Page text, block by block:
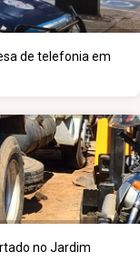
de telefonia em
no Jardim